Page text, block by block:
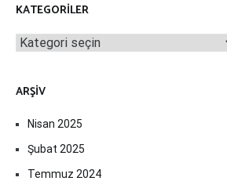
KATEGORILER
Kategoriler
ARŞIV
Nisan 2025
Şubat 2025
Temmuz 2024